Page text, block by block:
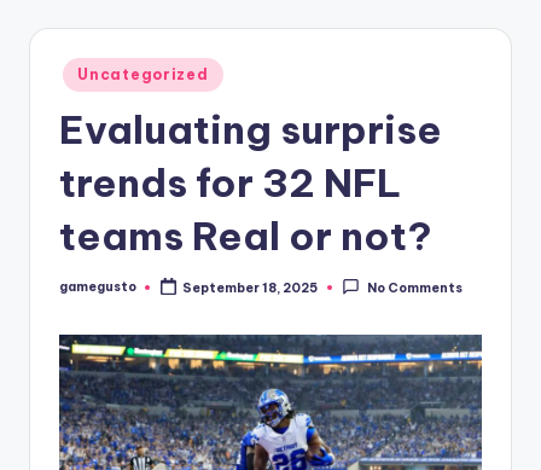
Posted
in
Uncategorized
Evaluating surprise
trends for 32 NFL
teams Real or not?
Posted
gamegusto September 18, 2025 No Comments